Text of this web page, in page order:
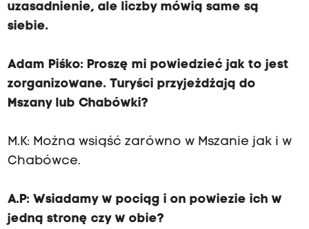
uzasadnienie, ale liczby mówią same są
siebie.
Adam Piśko: Proszę mi powiedzieć jak to jest
zorganizowane. Turyści przyjeżdżają do
Mszany lub Chabówki?
M.K: Można wsiąść zarówno w Mszanie jak i w
Chabówce.
A.P: Wsiadamy w pociąg i on powiezie ich w
jedną stronę czy w obie?